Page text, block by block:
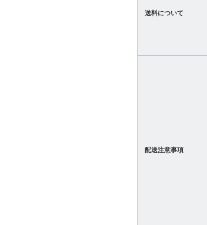
送料について
配送注意事項